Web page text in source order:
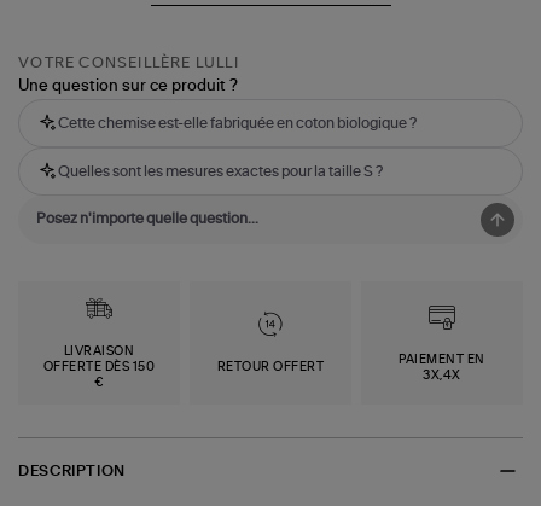
VOTRE CONSEILLÈRE LULLI
Une question sur ce produit ?
Cette chemise est-elle fabriquée en coton biologique ?
Quelles sont les mesures exactes pour la taille S ?
LIVRAISON
OFFERTE DÈS 150
€
RETOUR OFFERT
PAIEMENT EN
3X,4X
DESCRIPTION